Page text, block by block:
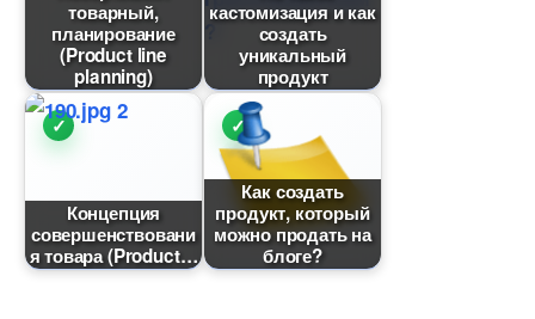
товарный,
планирование
(Product line
planning)
кастомизация и как
создать
уникальный
продукт
Концепция
совершенствовани
я товара (Product
Как создать
продукт, который
можно продать на
логе?